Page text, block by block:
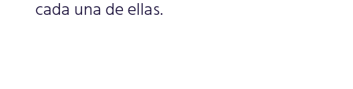
cada una de ellas.